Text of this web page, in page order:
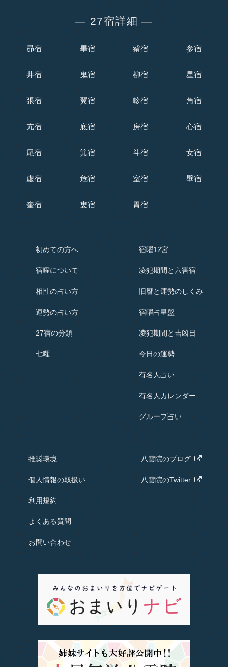
― 27宿詳細 ―
昴宿 畢宿 觜宿 参宿
井宿 鬼宿 柳宿 星宿
張宿 翼宿 軫宿 角宿
亢宿 底宿 房宿 心宿
尾宿 箕宿 斗宿 女宿
虚宿 危宿 室宿 壁宿
奎宿 婁宿 胃宿
初めての方へ
宿曜について
相性の占い方
運勢の占い方
27宿の分類
七曜
宿曜12宮
凌犯期間と六害宿
旧暦と運勢のしくみ
宿曜占星盤
凌犯期間と吉凶日
今日の運勢
有名人占い
有名人カレンダー
グループ占い
推奨環境
個人情報の取扱い
利用規約
よくある質問
お問い合わせ
八雲院のブログ
八雲院のTwitter